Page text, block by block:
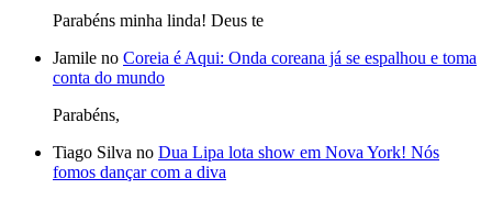
Parabéns minha linda! Deus te
Jamile no Coreia é Aqui: Onda coreana já se espalhou e toma
conta do mundo
Parabéns,
Tiago Silva no Dua Lipa lota show em Nova York! Nós
fomos dançar com a diva